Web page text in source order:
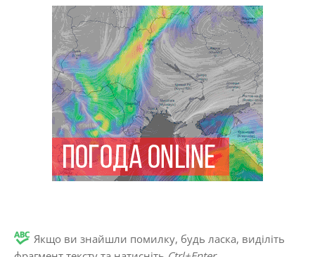
Якщо ви знайшли помилку, будь ласка, виділіть